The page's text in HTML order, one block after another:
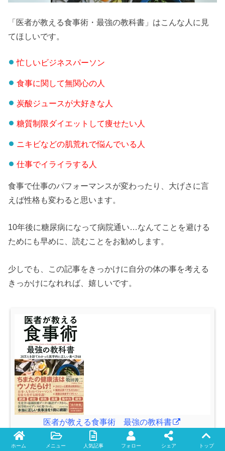
「医者が教える食事術・最強の教科書」はこんな人に見
てほしいです。
忙しいビジネスパーソン
食事に関して無関心の人
炭酸ジュースが大好きな人
糖質制限ダイエットして痩せたい人
ニキビなどの肌荒れで悩んでいる人
仕事でイライラする人
食事で仕事のパフォーマンスが変わったり、大げさに言
えば性格も変わると思います。
10年後に糖尿病になって病院通い…なんてことを避ける
ためにも早めに、読むことをお勧めします。
少しでも、この記事をきっかけに自分の体の事を考える
きっかけになれれば、嬉しいです。
医者が教える食事術 最強の教科書
posted with ヨメレバ
牧田 善二 ダイヤモンド社 2017年09月23日
ホーム メニュー 人気記事 フォロー シェア トップ
Twitter facebook instagram